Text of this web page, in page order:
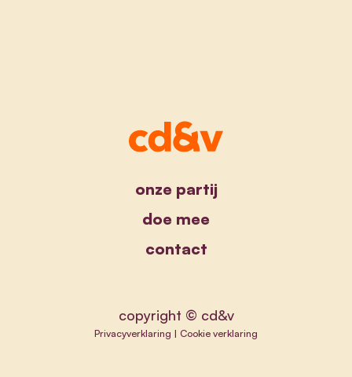
onze partij
doe mee
contact
copyright © cd&v
Privacyverklaring | Cookie verklaring